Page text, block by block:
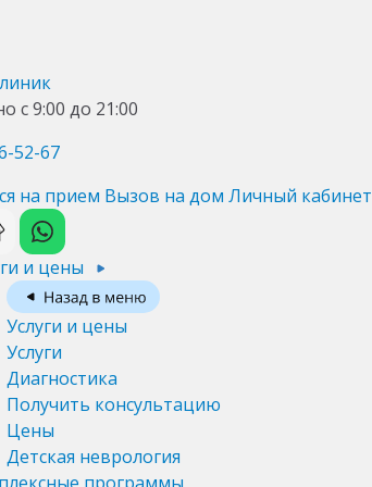
с 9:00 до 21:00
52-67
на прием Вызов на дом Личный кабинет
и цены
Услуги и цены
Услуги
Диагностика
Получить консультацию
Цены
Детская неврология